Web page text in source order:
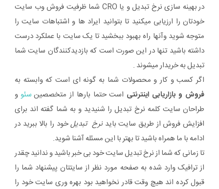
در
بهینه سازی نرخ تبدیل و یا CRO شما ظرفیت فروش وب سایت
خودتان را ارزیابی میکنید تا بتوانید ایراد ها و اشتباهات سایت را
متوجه شوید وآنها راه بهبود ببخشید تا یک سایت با عملکرد درست
داشته باشید تنها در این صورت است که بازدیدکنندگان سایت شما
تبدیل به خریدار میشوند .
اگر کسب و کار و محصولات شما به گونه ای است که وابسته به
فروش و بازاریابی اینترنتی است حتما بارها از متخصصینسئو و
طراحان سایت کلمه نرخ تبدیل را شنیدید و به شما گفته اند برای
افزایش فروش از طریق سایت بایدنرخ تبدیلخود را بالا ببرید در
ادامه با ما همراه باشید تا بهتر با این مسئله آشنا شوید.
تا زمانی که شما از نرخ تبدیل سایت خود بی خبر باشید و ندانید چقدر
از ترافیک وارد شده به صفحه مورد نظر از سایتتان پیشنهاد شما را
قبول کرده اند هیچ وقت قادر نخواهید بود بهره وری سایت خود را